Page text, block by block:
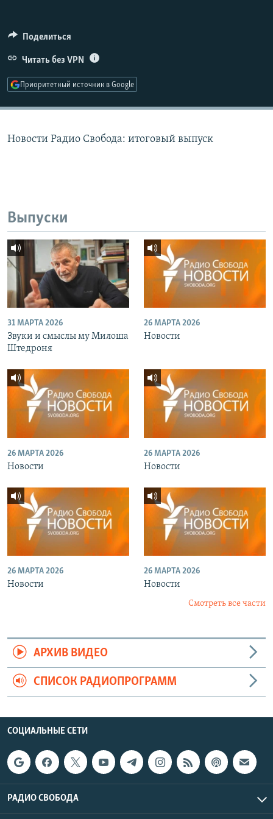
ПОДПИШИТЕСЬ НА РАССЫЛКУ
СОЦИАЛЬНЫЕ СЕТИ
Поделиться
Читать без VPN
Приоритетный источник в Google
Новости Радио Свобода: итоговый выпуск
Выпуски
31 МАРТА 2026
Звуки и смыслы му Милоша
Штедроня
26 МАРТА 2026
Новости
26 МАРТА 2026
Новости
26 МАРТА 2026
Новости
26 МАРТА 2026
Новости
26 МАРТА 2026
Новости
Смотреть все части
АРХИВ ВИДЕО
СПИСОК РАДИОПРОГРАММ
СОЦИАЛЬНЫЕ СЕТИ
РАДИО СВОБОДА